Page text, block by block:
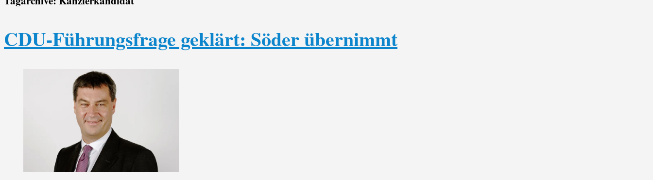
CDU-Führungsfrage geklärt: Söder übernimmt